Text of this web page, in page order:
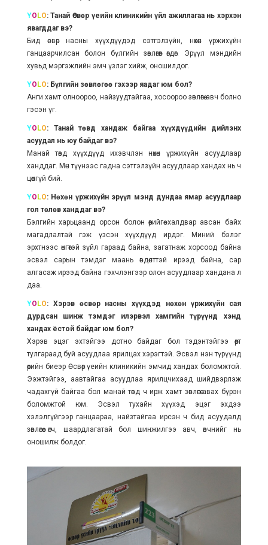
YOLO: Танай Өсвөр үеийн клиникийн үйл ажиллагаа нь хэрхэн
явагддаг вэ?
Бид өсвөр насны хүүхдүүдэд сэтгэлзүйн, нөхөн үржихүйн
ганцаарчилсан болон бүлгийн зөвлөгөөг өгдөг. Эрүүл мэндийн
хувьд мэргэжлийн эмч үзлэг хийж, оношилдог.
YOLO: Бүлгийн зөвлөгөө гэхээр яадаг юм бол?
Анги хамт олноороо, найзуудтайгаа, хосоороо зөвлөгөө авч болно
гэсэн үг.
YOLO: Танай төвд хандаж байгаа хүүхдүүдийн дийлэнх
асуудал нь юу байдаг вэ?
Манай төвд хүүхдүүд ихэвчлэн нөхөн үржихүйн асуудлаар
ханддаг. Мөн түүнээс гадна сэтгэлзүйн асуудлаар хандах нь ч
цөөнгүй бий.
YOLO: Нөхөн үржихүйн эрүүл мэнд дундаа ямар асуудлаар
гол төлөв ханддаг вэ?
Бэлгийн харьцаанд орсон болон өөрийгөө халдвар авсан байх
магадлалтай гэж үзсэн хүүхдүүд ирдэг. Миний бэлэг
эрхтнээс өнгөтэй зүйл гараад байна, загатнаж хорсоод байна
эсвэл сарын тэмдэг маань өвдөлттэй ирээд байна, сар
алгасаж ирээд байна гэхчлэнгээр олон асуудлаар хандана л
даа.
YOLO: Хэрэв өсвөр насны хүүхдэд нөхөн үржихүйн сая
дурдсан шинж тэмдэг илэрвэл хамгийн түрүүнд хэнд
хандах ёстой байдаг юм бол?
Хэрэв эцэг эхтэйгээ дотно байдаг бол тэдэнтэйгээ өөрт
тулгараад буй асуудлаа ярилцах хэрэгтэй. Эсвэл нэн түрүүнд
өөрийн биеэр Өсвөр үеийн клиникийн эмчид хандах боломжтой.
Ээжтэйгээ, аавтайгаа асуудлаа ярилцчихаад шийдвэрлэж
чадахгүй байгаа бол манай төвд ч ирж хамт зөвлөгөө авах бүрэн
боломжтой юм. Эсвэл тухайн хүүхэд эцэг эхдээ
хэлэлгүйгээр ганцаараа, найзтайгаа ирсэн ч бид асуудалд
зөвлөгөө өгч, шаардлагатай бол шинжилгээ авч, өвчнийг нь
оношилж болдог.